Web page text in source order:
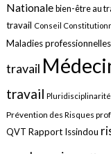
Nationale bien-être au
travail Conseil
Maladies professionnelles
travail
travail Pluridisciplinarité
Prévention des Risques
QVT Rapport Issindou